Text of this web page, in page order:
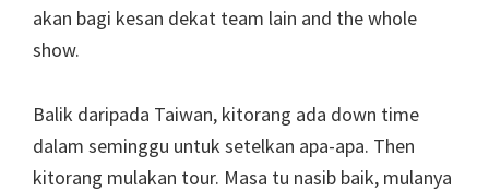
akan bagi kesan dekat team lain and the whole
show.
Balik daripada Taiwan, kitorang ada down time
dalam seminggu untuk setelkan apa-apa. Then
kitorang mulakan tour. Masa tu nasib baik, mulanya